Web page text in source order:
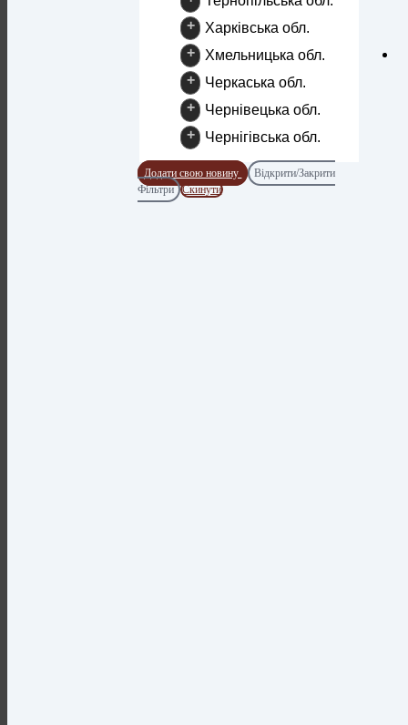
+
Харківська обл.
+
Хмельницька обл.
+
Черкаська обл.
+
Чернівецька обл.
+
Чернігівська обл.
Додати свою новину
Відкрити/Закрити
Фільтри
Скинути